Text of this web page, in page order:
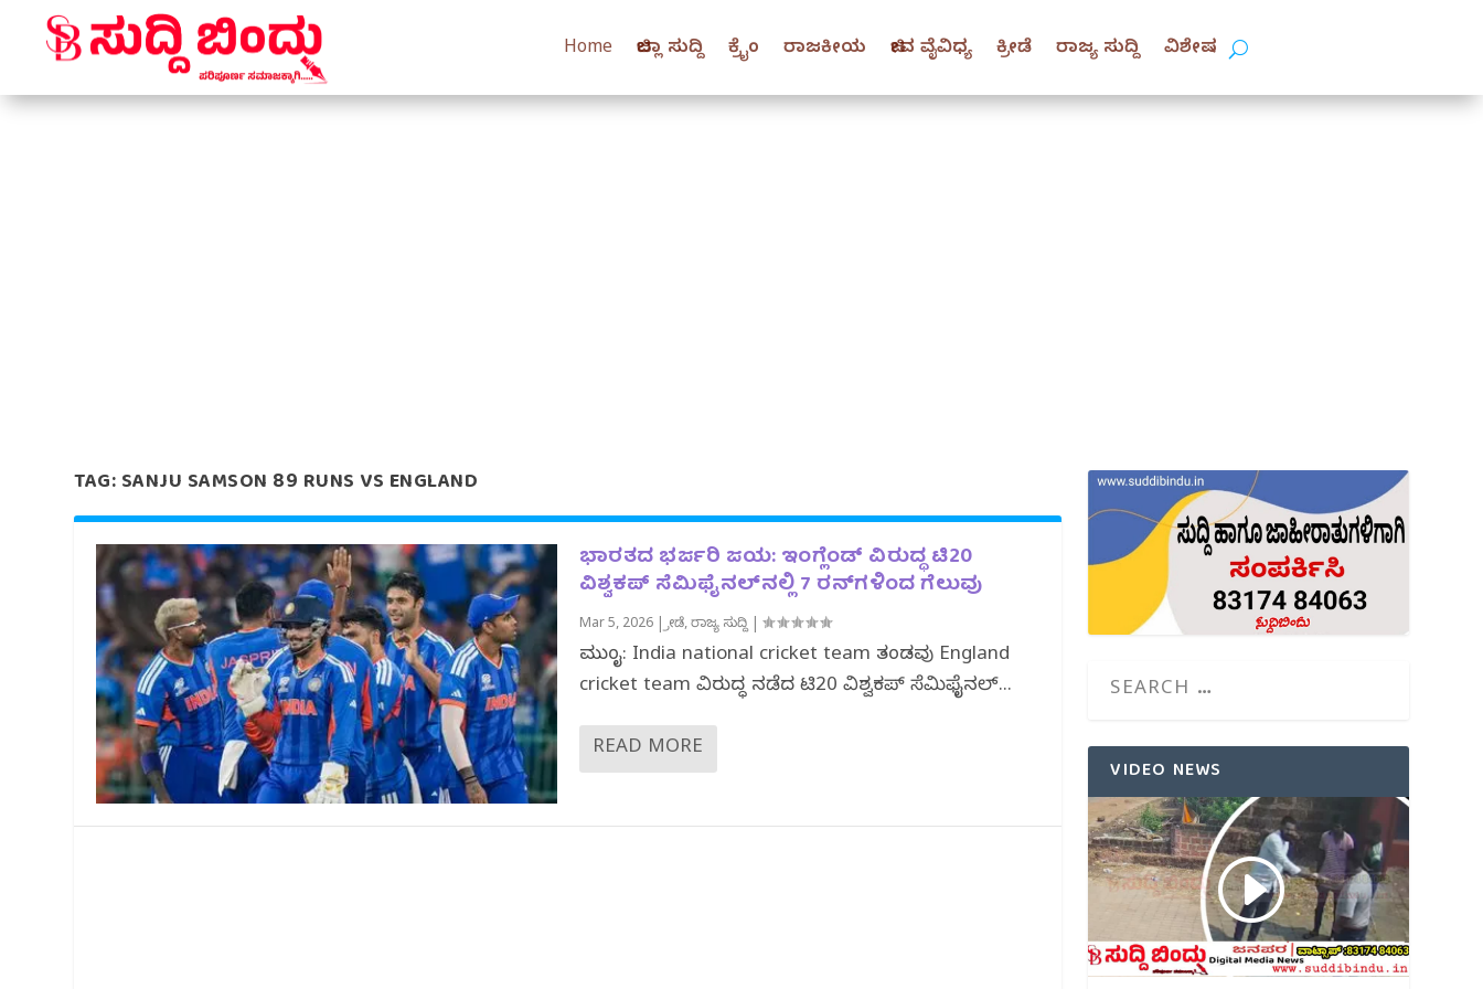
Home ಜಿಲ್ಲಾ ಸುದ್ದಿ ಕ್ರೈಂ ರಾಜಕೀಯ ಜೀವ ವೈವಿಧ್ಯ ಕ್ರೀಡೆ ರಾಜ್ಯ ಸುದ್ದಿ ವಿಶೇಷ
TAG:SANJU SAMSON 89 RUNS VS ENGLAND
ಭಾರತದ ಭರ್ಜರಿ ಜಯ: ಇಂಗ್ಲೆಂಡ್ ವಿರುದ್ಧ ಟಿ20
ವಿಶ್ವಕಪ್ ಸೆಮಿಫೈನಲ್‌ನಲ್ಲಿ 7 ರನ್‌ಗಳಿಂದ ಗೆಲುವು
Mar 5, 2026|ಕ್ರೀಡೆ,ರಾಜ್ಯ ಸುದ್ದಿ|
ಮುಂಬೈ: India national cricket team ತಂಡವು England
cricket team ವಿರುದ್ಧ ನಡೆದ ಟಿ20 ವಿಶ್ವಕಪ್ ಸೆಮಿಫೈನಲ್...
READ MORE
VIDEO NEWS